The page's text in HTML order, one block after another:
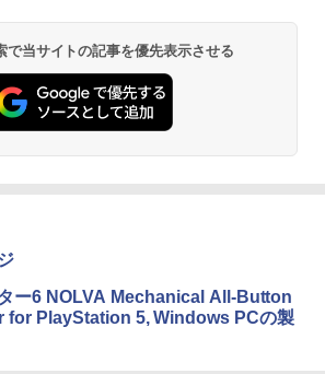
で当サイトの記事を優先表示させる
ー6 NOLVA Mechanical All-Button
for PlayStation 5, Windows PCの製